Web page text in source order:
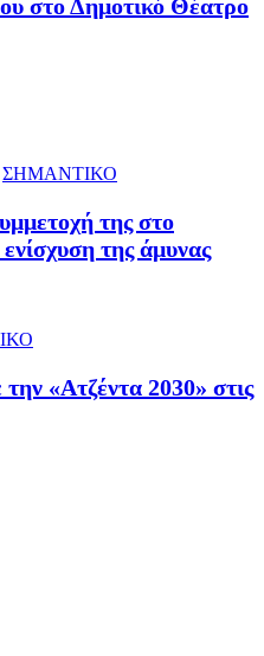
στο Δημοτικό Θέατρο
ΣΗΜΑΝΤΙΚΟ
της στο
της άμυνας
«Ατζέντα 2030» στις